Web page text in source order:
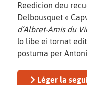
Reedicion deu
Delbousquet «
d’Albret-Amis du
lo libe ei tornat
postuma per
Léger la